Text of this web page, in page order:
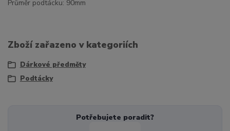
Průměr podtácku: 90mm
Zboží zařazeno v kategoriích
Dárkové předměty
Podtácky
Potřebujete poradit?